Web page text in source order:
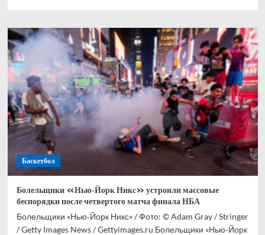
«Нью‑Йорк»
переиграл
«Сан‑Антонио»
четвертом
матче
финала
НБА
Баскетбол
Болельщики «Нью‑Йорк Никс» устроили массовые
беспорядки после четвертого матча финала НБА
Болельщики «Нью‑Йорк Никс» / Фото: © Adam Gray / Stringer
/ Getty Images News / Gettyimages.ru Болельщики «Нью‑Йорк